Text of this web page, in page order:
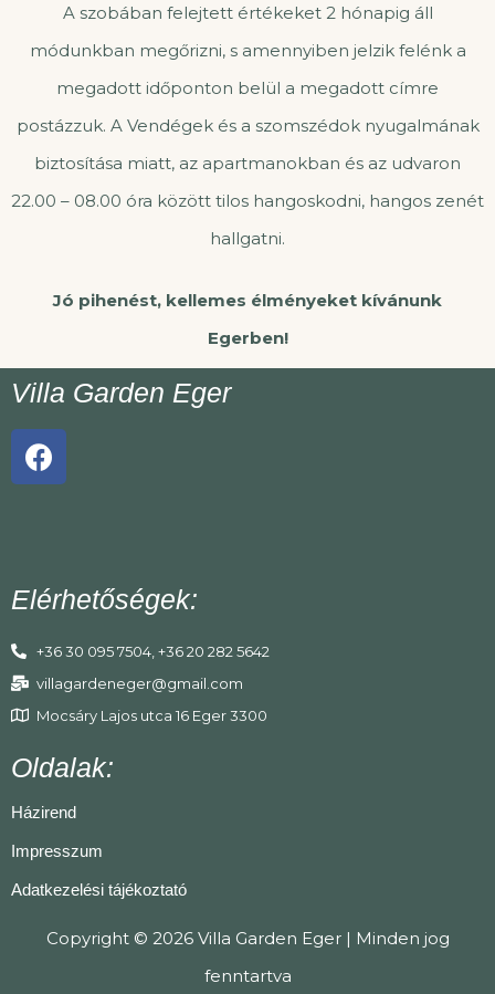
A szobában felejtett értékeket 2 hónapig áll
módunkban megőrizni, s amennyiben jelzik felénk a
megadott időponton belül a megadott címre
postázzuk. A Vendégek és a szomszédok nyugalmának
biztosítása miatt, az apartmanokban és az udvaron
22.00 – 08.00 óra között tilos hangoskodni, hangos zenét
hallgatni.
Jó pihenést, kellemes élményeket kívánunk
Egerben!
Villa Garden Eger
Elérhetőségek:
+36 30 095 7504, +36 20 282 5642
villagardeneger@gmail.com
Mocsáry Lajos utca 16 Eger 3300
Oldalak:
Házirend
Impresszum
Adatkezelési tájékoztató
Copyright © 2026 Villa Garden Eger | Minden jog
fenntartva